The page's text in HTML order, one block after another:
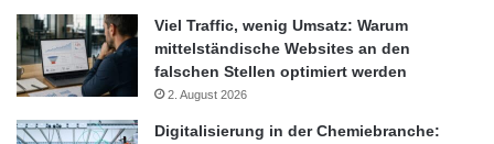
Viel Traffic, wenig Umsatz: Warum
mittelständische Websites an den
falschen Stellen optimiert werden
2. August 2026
Digitalisierung in der Chemiebranche: